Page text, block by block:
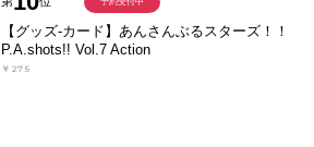
【グッズ-カード】あんさんぶるスターズ！！
P.A.shots!! Vol.7 Action
￥275
予約受付中